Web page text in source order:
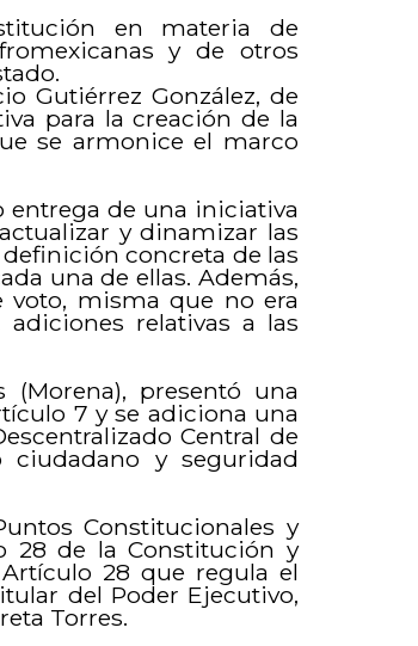
en materia de
y de otros
Gutiérrez González, de
para la creación de la
se armonice el marco
entrega de una iniciativa
y dinamizar las
concreta de las
una de ellas. Además,
misma que no era
relativas a las
presentó una
7 y se adiciona una
Central de
ciudadano y seguridad
Constitucionales y
28 de la Constitución y
28 que regula el
del Poder Ejecutivo,
Torres.